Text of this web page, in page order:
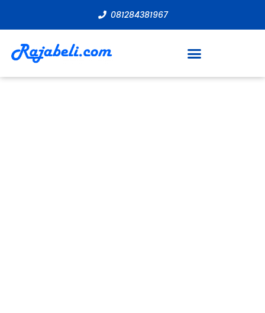
081284381967